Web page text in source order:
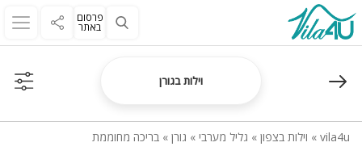
פרסום
באתר
וילות בגורן
vila4u
» וילות בצפון » גליל מערבי » גורן » בריכה מחוממת